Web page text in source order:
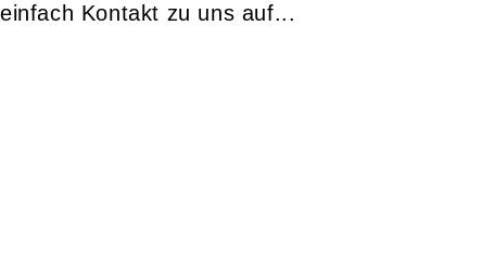
Kontakt zu uns auf...